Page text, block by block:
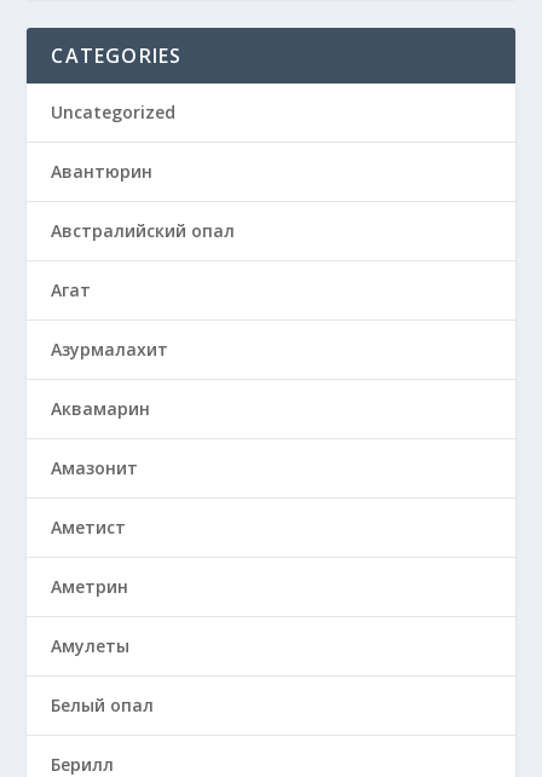
CATEGORIES
Uncategorized
Авантюрин
Австралийский опал
Агат
Азурмалахит
Аквамарин
Амазонит
Аметист
Аметрин
Амулеты
Белый опал
Берилл